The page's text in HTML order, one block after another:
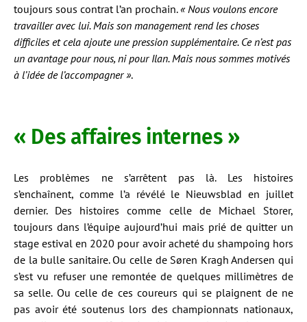
toujours sous contrat l’an prochain.« Nous voulons encore
travailler avec lui. Mais son management rend les choses
difficiles et cela ajoute une pression supplémentaire. Ce n’est pas
un avantage pour nous, ni pour Ilan. Mais nous sommes motivés
à l’idée de l’accompagner ».
« Des affaires internes »
Les problèmes ne s’arrêtent pas là. Les histoires
s’enchaînent, comme l’a révélé le Nieuwsblad en juillet
dernier. Des histoires comme celle de Michael Storer,
toujours dans l’équipe aujourd’hui mais prié de quitter un
stage estival en 2020 pour avoir acheté du shampoing hors
de la bulle sanitaire. Ou celle de Søren Kragh Andersen qui
s’est vu refuser une remontée de quelques millimètres de
sa selle. Ou celle de ces coureurs qui se plaignent de ne
pas avoir été soutenus lors des championnats nationaux,